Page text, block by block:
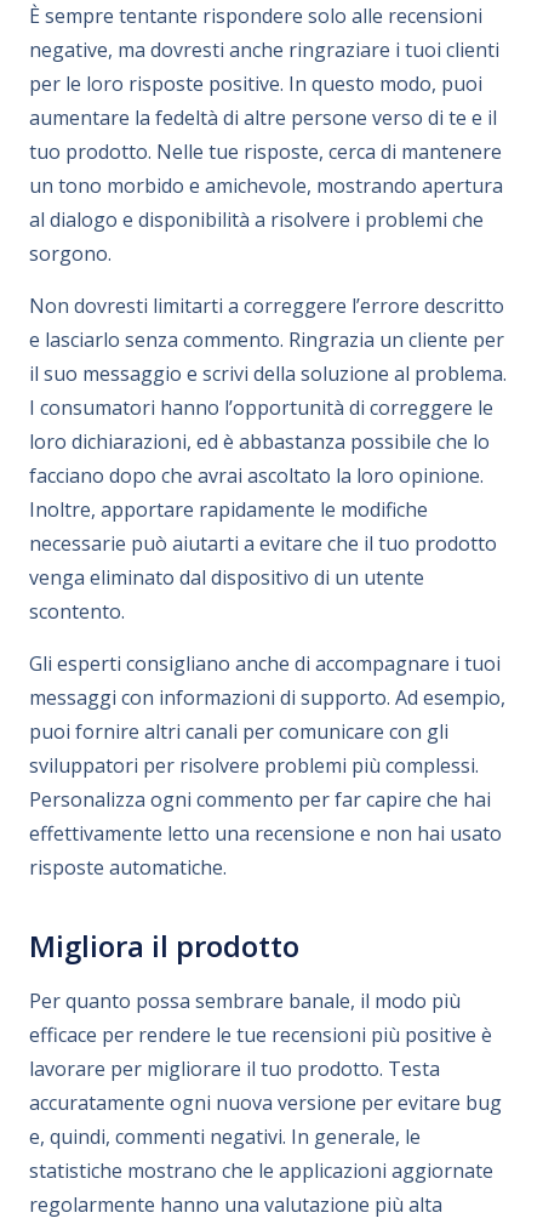
È sempre tentante rispondere solo alle recensioni
negative, ma dovresti anche ringraziare i tuoi clienti
per le loro risposte positive. In questo modo, puoi
aumentare la fedeltà di altre persone verso di te e il
tuo prodotto. Nelle tue risposte, cerca di mantenere
un tono morbido e amichevole, mostrando apertura
al dialogo e disponibilità a risolvere i problemi che
sorgono.
Non dovresti limitarti a correggere l’errore descritto
e lasciarlo senza commento. Ringrazia un cliente per
il suo messaggio e scrivi della soluzione al problema.
I consumatori hanno l’opportunità di correggere le
loro dichiarazioni, ed è abbastanza possibile che lo
facciano dopo che avrai ascoltato la loro opinione.
Inoltre, apportare rapidamente le modifiche
necessarie può aiutarti a evitare che il tuo prodotto
venga eliminato dal dispositivo di un utente
scontento.
Gli esperti consigliano anche di accompagnare i tuoi
messaggi con informazioni di supporto. Ad esempio,
puoi fornire altri canali per comunicare con gli
sviluppatori per risolvere problemi più complessi.
Personalizza ogni commento per far capire che hai
effettivamente letto una recensione e non hai usato
risposte automatiche.
Migliora il prodotto
Per quanto possa sembrare banale, il modo più
efficace per rendere le tue recensioni più positive è
lavorare per migliorare il tuo prodotto. Testa
accuratamente ogni nuova versione per evitare bug
e, quindi, commenti negativi. In generale, le
statistiche mostrano che le applicazioni aggiornate
regolarmente hanno una valutazione più alta